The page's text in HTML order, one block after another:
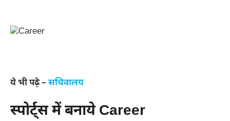
ये भी पढ़े – सचिवालय
​स्पोर्ट्स में बनाये Career